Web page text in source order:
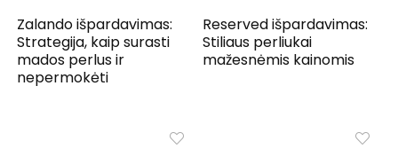
Zalando išpardavimas:
Strategija, kaip surasti
mados perlus ir
nepermokėti
Reserved išpardavimas:
Stiliaus perliukai
mažesnėmis kainomis